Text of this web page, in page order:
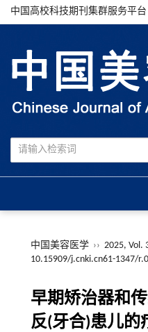
中国高校科技期刊集群服务平台
中国美容医学 ›› 2025, Vol.
10.15909/j.cnki.cn61-1347/
早期矫治器和
反(牙合)患儿的